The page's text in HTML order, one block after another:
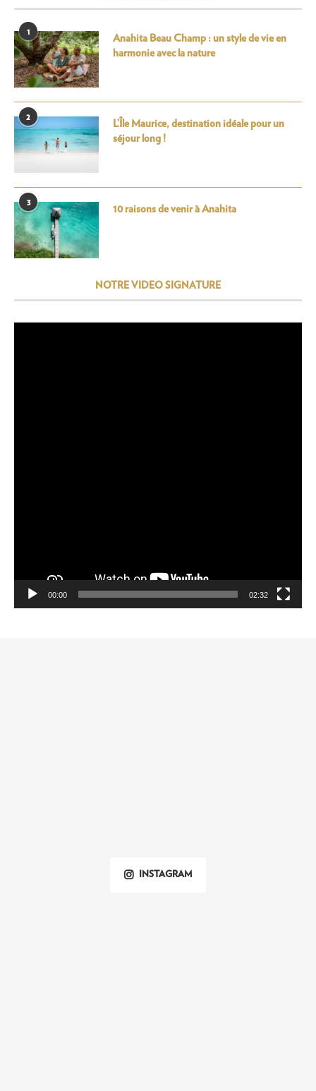
1
Anahita Beau Champ : un style de vie en
harmonie avec la nature
2
L’Île Maurice, destination idéale pour un
séjour long !
3
10 raisons de venir à Anahita
NOTRE VIDEO SIGNATURE
00:00 02:32
INSTAGRAM